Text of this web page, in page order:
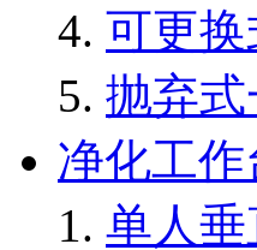
可更
抛弃
净化工作
单人垂